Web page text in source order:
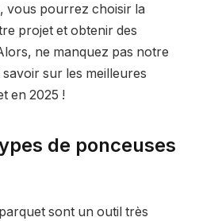
vous pourrez choisir la
projet et obtenir des
ne manquez pas notre
sur les meilleures
en 2025 !
de ponceuses
sont un outil très